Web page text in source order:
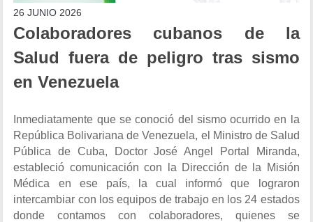
26 JUNIO 2026
Colaboradores cubanos de la
Salud fuera de peligro tras sismo
en Venezuela
Inmediatamente que se conoció del sismo ocurrido en la
República Bolivariana de Venezuela, el Ministro de Salud
Pública de Cuba, Doctor José Angel Portal Miranda,
estableció comunicación con la Dirección de la Misión
Médica en ese país, la cual informó que lograron
intercambiar con los equipos de trabajo en los 24 estados
donde contamos con colaboradores, quienes se